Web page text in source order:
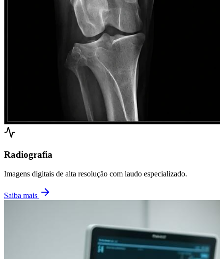
Radiografia
Imagens digitais de alta resolução com laudo especializado.
Saiba mais